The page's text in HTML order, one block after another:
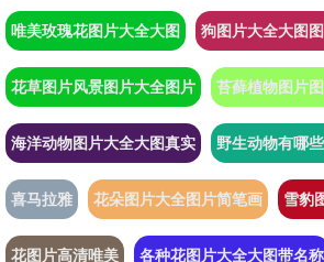
唯美玫瑰花图片大全大图 狗图片大全大图
花草图片风景图片大全图片 苔藓植物图片
海洋动物图片大全大图真实 野生动物有哪
喜马拉雅 花朵图片大全图片简笔画 雪豹
花图片高清唯美 各种花图片大全大图带名称